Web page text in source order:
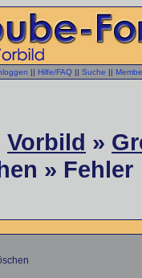
|| Hilfe/FAQ || Suche ||
Vorbild »
» Fehler